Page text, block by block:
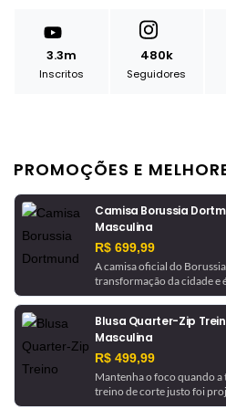
3.3m
Inscritos
480k
Seguidores
PROMOÇÕES E
Camisa Borussia
Masculina
R$ 699,99
A camisa oficial do
transformação da cidade e
que ajudaram a moldá-la.
usado pela equipe.
Blusa Quarter-Zip
Masculina
R$ 499,99
Mantenha o foco quando a
treino de corte justo foi
que absorve a umidade